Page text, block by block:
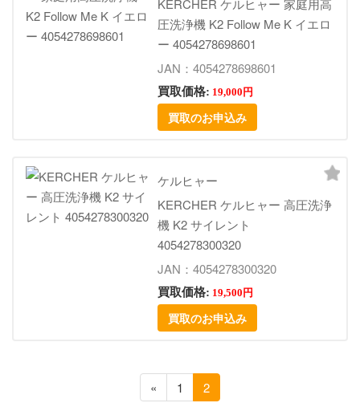
KERCHER ケルヒャー 家庭用高
圧洗浄機 K2 Follow Me K イエロ
ー 4054278698601
JAN：4054278698601
買取価格: 19,000円
買取のお申込み
ケルヒャー
KERCHER ケルヒャー 高圧洗浄
機 K2 サイレント
4054278300320
JAN：4054278300320
買取価格: 19,500円
買取のお申込み
« 1 2